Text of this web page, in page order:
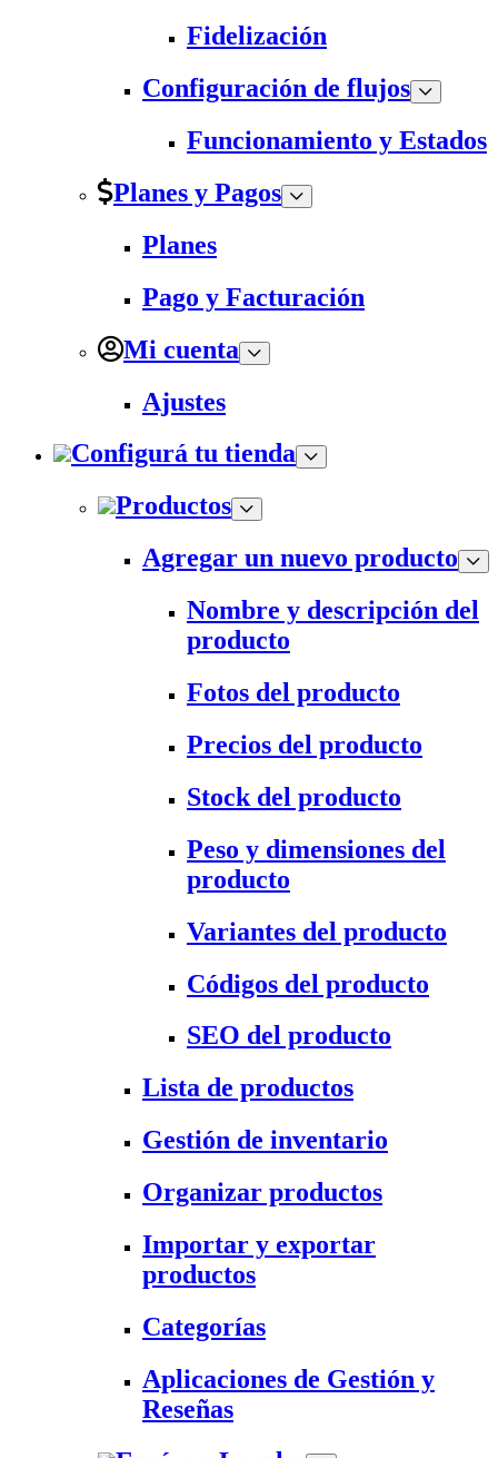
Fidelización
Configuración de flujos
Funcionamiento y Estados
Planes y Pagos
Planes
Pago y Facturación
Mi cuenta
Ajustes
Configurá tu tienda
Productos
Agregar un nuevo producto
Nombre y descripción del
producto
Fotos del producto
Precios del producto
Stock del producto
Peso y dimensiones del
producto
Variantes del producto
Códigos del producto
SEO del producto
Lista de productos
Gestión de inventario
Organizar productos
Importar y exportar
productos
Categorías
Aplicaciones de Gestión y
Reseñas